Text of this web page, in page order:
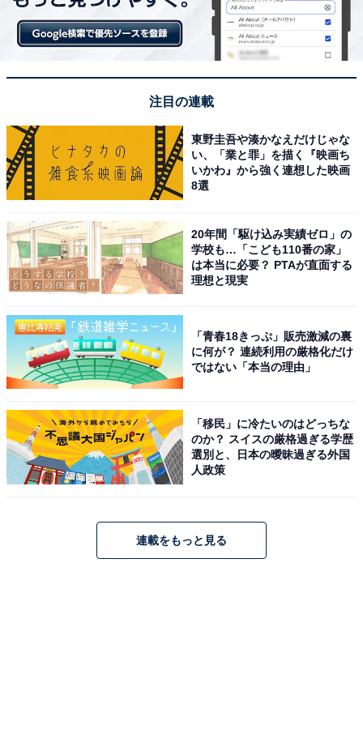
女性社長の平均年齢は、62.9歳。男性社長の平均年齢
（60.4歳）や60歳以上の割合（52％）と比べて、女性社
長の方が高齢化している傾向にあります。
「沖縄県」「徳島県」
注目の連載
東野圭吾や湊かなえだけじゃな
い、「業と罪」を描く『映画ち
いかわ』から強く連想した映画
8選
20年間「駆け込み実績ゼロ」の
学校も…「こども110番の家」
は本当に必要？ PTAが直面する
理想と現実
「青春18きっぷ」販売激減の裏
に何が？ 連続利用の厳格化だけ
ではない「本当の理由」
「移民」に冷たいのはどっちな
のか？ スイスの厳格過ぎる学歴
選別と、日本の曖昧過ぎる外国
人政策
連載をもっと見る